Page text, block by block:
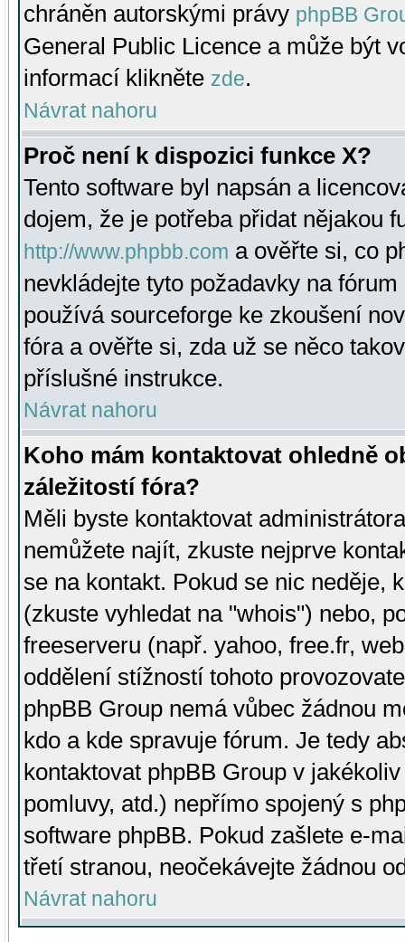
chráněn autorskými právy phpBB
General Public Licence a může být
informací klikněte zde.
Návrat nahoru
Proč není k dispozici funkce X?
Tento software byl napsán a
dojem, že je potřeba přidat nějakou
http://www.phpbb.com a ověřte si, co
nevkládejte tyto požadavky na
používá sourceforge ke zkoušení
fóra a ověřte si, zda už se něco
příslušné instrukce.
Návrat nahoru
Koho mám kontaktovat ohledně
záležitostí fóra?
Měli byste kontaktovat
nemůžete najít, zkuste nejprve
se na kontakt. Pokud se nic neděje,
(zkuste vyhledat na "whois") nebo,
freeserveru (např. yahoo, free.fr,
oddělení stížností tohoto
phpBB Group nemá vůbec žádnou
kdo a kde spravuje fórum. Je tedy
kontaktovat phpBB Group v
pomluvy, atd.) nepřímo spojený s
software phpBB. Pokud zašlete e-
třetí stranou, neočekávejte žádnou
Návrat nahoru